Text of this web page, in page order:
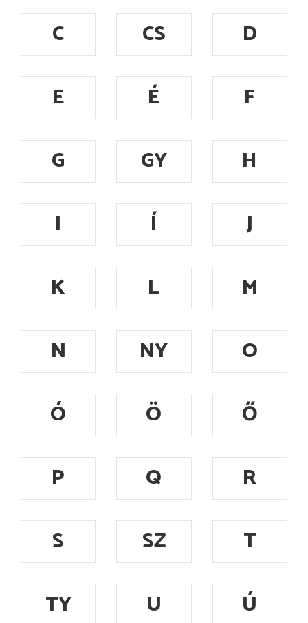
C
CS
D
E
É
F
G
GY
H
I
Í
J
K
L
M
N
NY
O
Ó
Ö
Ő
P
Q
R
S
SZ
T
TY
U
Ú